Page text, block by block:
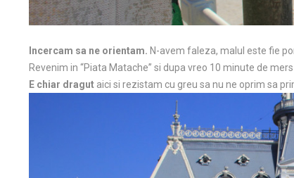
Incercam sa ne orientam. N-avem faleza, malul este fie
Revenim in “Piata Matache” si dupa vreo 10 minute de
E chiar dragut aici si rezistam cu greu sa nu ne oprim sa